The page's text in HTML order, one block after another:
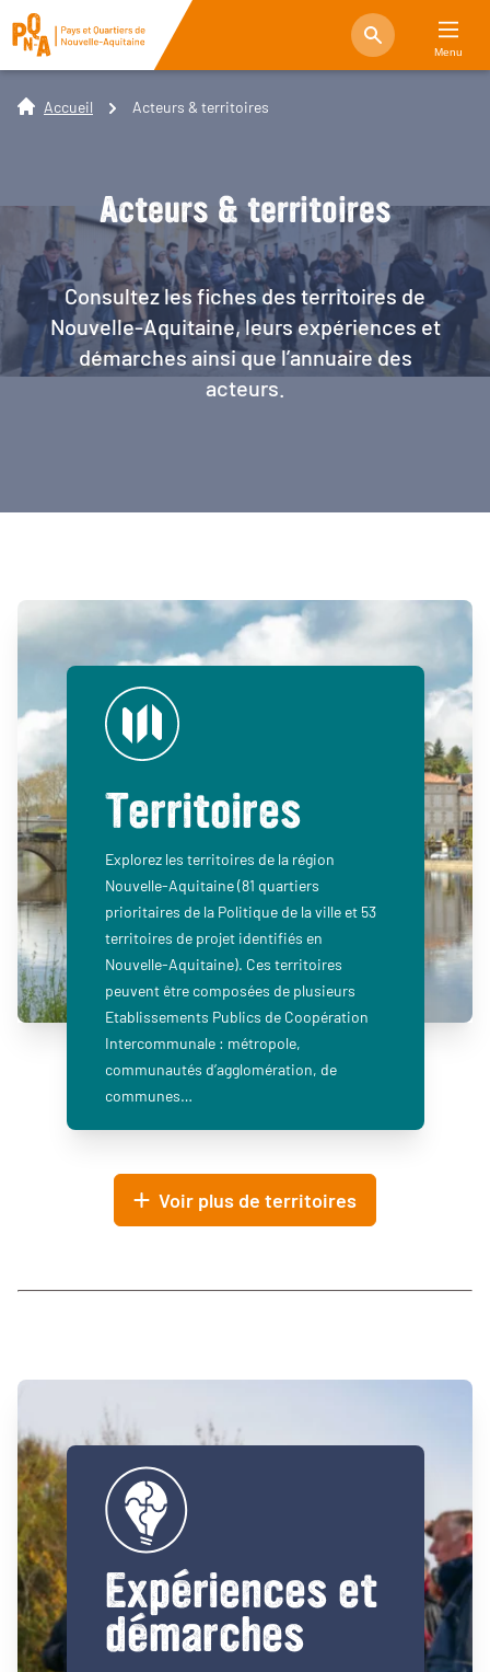
Menu
Accueil Acteurs & territoires
Acteurs & territoires
Consultez les fiches des territoires de
Nouvelle-Aquitaine, leurs expériences et
démarches ainsi que l’annuaire des
acteurs.
Territoires
Explorez les territoires de la région
Nouvelle-Aquitaine (81 quartiers
prioritaires de la Politique de la ville et 53
territoires de projet identifiés en
Nouvelle-Aquitaine). Ces territoires
peuvent être composées de plusieurs
Etablissements Publics de Coopération
Intercommunale : métropole,
communautés d’agglomération, de
communes…
Voir plus de territoires
Expériences et
démarches